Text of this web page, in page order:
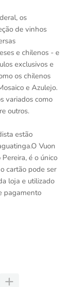
os
de vinhos
e chilenos - e
exclusivos e
os chilenos
e Azulejo.
variados como
outros.
estão
Vuon
é o único
cartão pode ser
loja e utilizado
pagamento